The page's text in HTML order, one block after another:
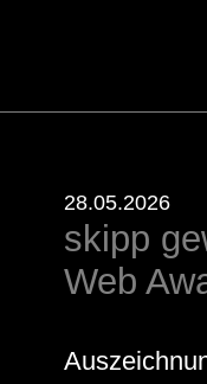
28.05.2026
skipp
Web